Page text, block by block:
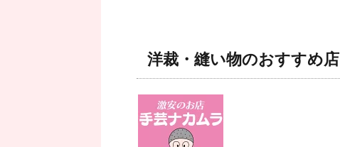
洋裁・縫い物のおすすめ店